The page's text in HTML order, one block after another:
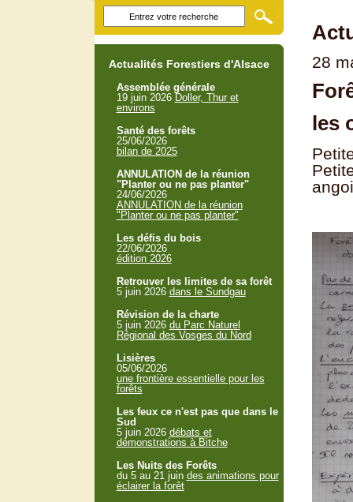
28
les
Actualités Forestiers d'Alsace
Assemblée générale
19 juin 2026 Doller, Thur et
environs
Santé des forêts
25/06/2026
bilan de 2025
ANNULATION de la réunion
"Planter ou ne pas planter"
24/06/2026
ANNULATION de la réunion
"Planter ou ne pas planter"
Les défis du bois
22/06/2026
édition 2026
Retrouver les limites de sa forêt
5 juin 2026 dans le Sundgau
Révision de la charte
5 juin 2026 du Parc Naturel
Régional des Vosges du Nord
Lisières
05/06/2026
une frontière essentielle pour les
forêts
Les feux ce n'est pas que dans le
Sud
5 juin 2026 débats et
démonstrations à Bitche
Les Nuits des Forêts
du 5 au 21 juin des animations pour
éclairer la forêt